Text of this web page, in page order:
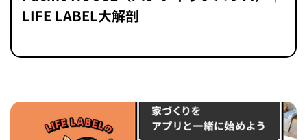
LIFE LABEL大解剖